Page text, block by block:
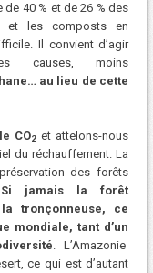
40 % et de 26 % des
et les composts en
Il convient d’agir
causes, moins
au lieu de cette
CO2 et attelons-nous
du réchauffement. La
des forêts
Si jamais la forêt
tronçonneuse, ce
mondiale, tant d’un
. L’Amazonie
ce qui est d’autant